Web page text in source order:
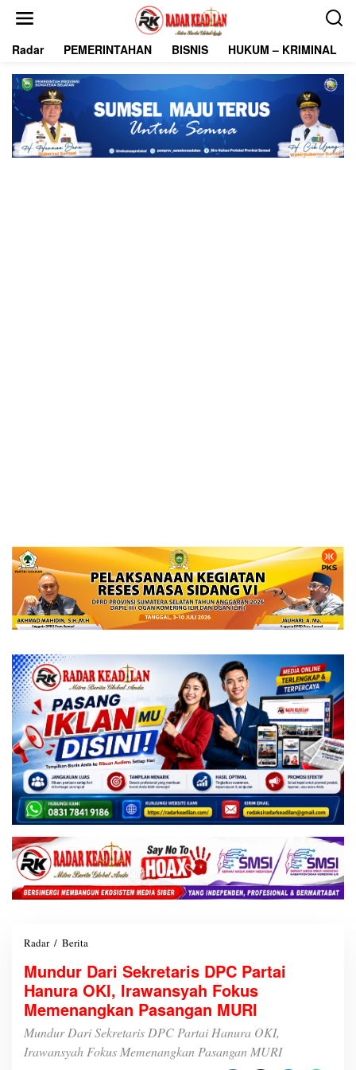
Radar PEMERINTAHAN BISNIS HUKUM – KRIMINAL
Radar / Berita
n
d
u
r
D
r
Mundur Dari Sekretaris DPC Partai
Hanura OKI, Irawansyah Fokus
Memenangkan Pasangan MURI
Mundur Dari Sekretaris DPC Partai Hanura OKI,
Irawansyah Fokus Memenangkan Pasangan MURI